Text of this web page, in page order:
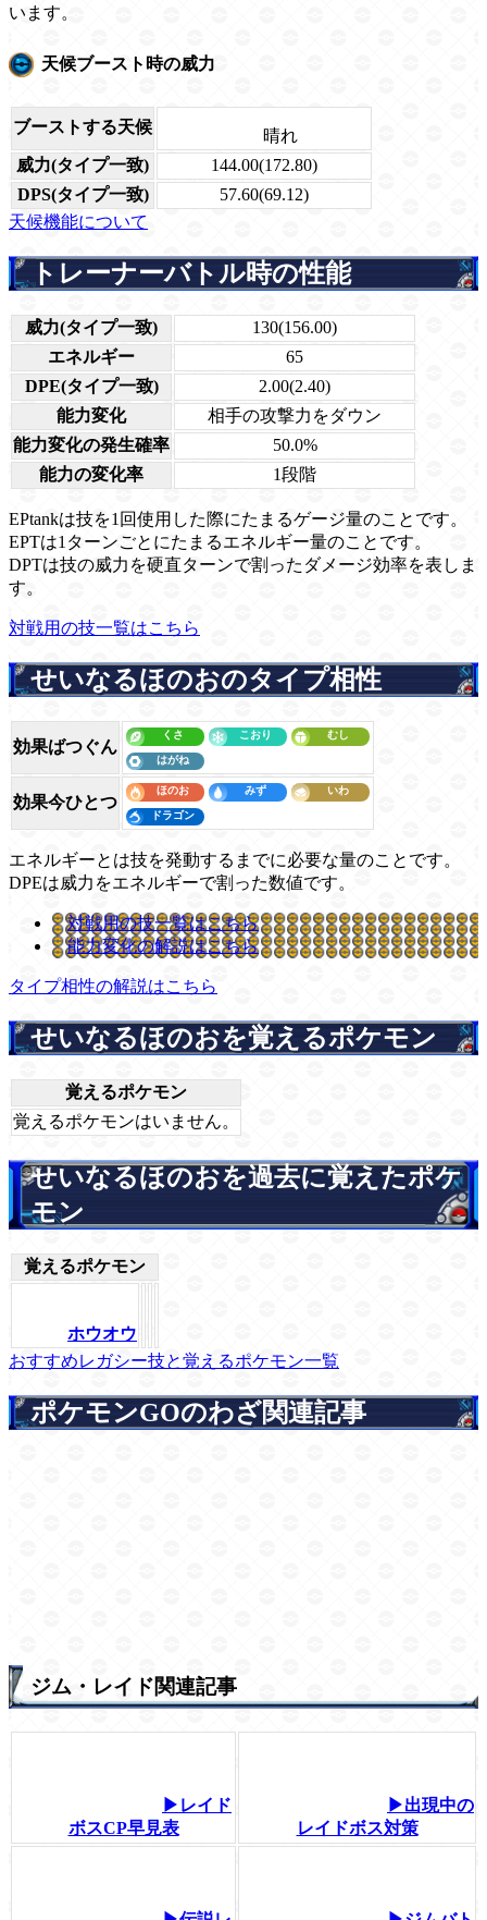
います。
天候ブースト時の威力
ブーストする天候
晴れ
威力(タイプ一致)
144.00(172.80)
DPS(タイプ一致)
57.60(69.12)
天候機能について
トレーナーバトル時の性能
威力(タイプ一致)
130(156.00)
エネルギー
65
DPE(タイプ一致)
2.00(2.40)
能力変化
相手の攻撃力をダウン
能力変化の発生確率
50.0%
能力の変化率
1段階
EPtankは技を1回使用した際にたまるゲージ量のことです。
EPTは1ターンごとにたまるエネルギー量のことです。
DPTは技の威力を硬直ターンで割ったダメージ効率を表しま
す。
対戦用の技一覧はこちら
せいなるほのおのタイプ相性
効果ばつぐん
効果今ひとつ
エネルギーとは技を発動するまでに必要な量のことです。
DPEは威力をエネルギーで割った数値です。
対戦用の技一覧はこちら
能力変化の解説はこちら
タイプ相性の解説はこちら
せいなるほのおを覚えるポケモン
覚えるポケモン
覚えるポケモンはいません。
せいなるほのおを過去に覚えたポケ
モン
覚えるポケモン
ホウオウ
おすすめレガシー技と覚えるポケモン一覧
ポケモンGOのわざ関連記事
ジム・レイド関連記事
▶レイド
ボスCP早見表
▶出現中の
レイドボス対策